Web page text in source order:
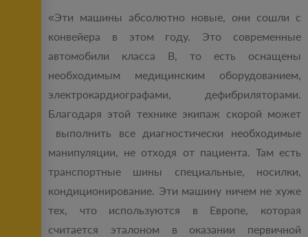
«Эти машины абсолютно новые, они сошли с
конвейера в этом году. Это современные
автомобили класса В, то есть оснащены
необходимым медицинским оборудованием,
электрокардиографами, дефибриляторами.
Благодаря этой технике экипаж скорой может
выполнить все диагностически необходимые
манипуляции, не отходя от пациента. Там есть
транспортные шины специальные, носилки,
кондиционирование. Эти машину ничем не хуже
тех, что используются в Европе, которая
считается эталоном в оказании первичной